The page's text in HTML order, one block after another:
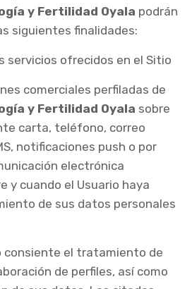
y Fertilidad Oyala podrán
siguientes finalidades:
servicios ofrecidos en el Sitio
comerciales perfiladas de
y Fertilidad Oyala sobre
carta, teléfono, correo
notificaciones push o por
electrónica
y cuando el Usuario haya
de sus datos personales
consiente el tratamiento de
de perfiles, así como